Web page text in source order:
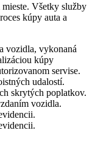
mieste. Všetky služby
kúpy auta a
vozidla, vykonaná
kúpy
servise.
udalostí.
skrytých poplatkov.
vozidla.